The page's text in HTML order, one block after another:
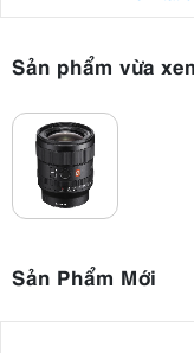
chẳng hạn như đèn
Sản phẩm vừa
Sản Phẩm Mới